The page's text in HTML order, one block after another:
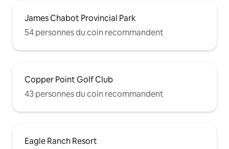
James Chabot Provincial Park
54 personnes du coin recommandent
Copper Point Golf Club
43 personnes du coin recommandent
Eagle Ranch Resort